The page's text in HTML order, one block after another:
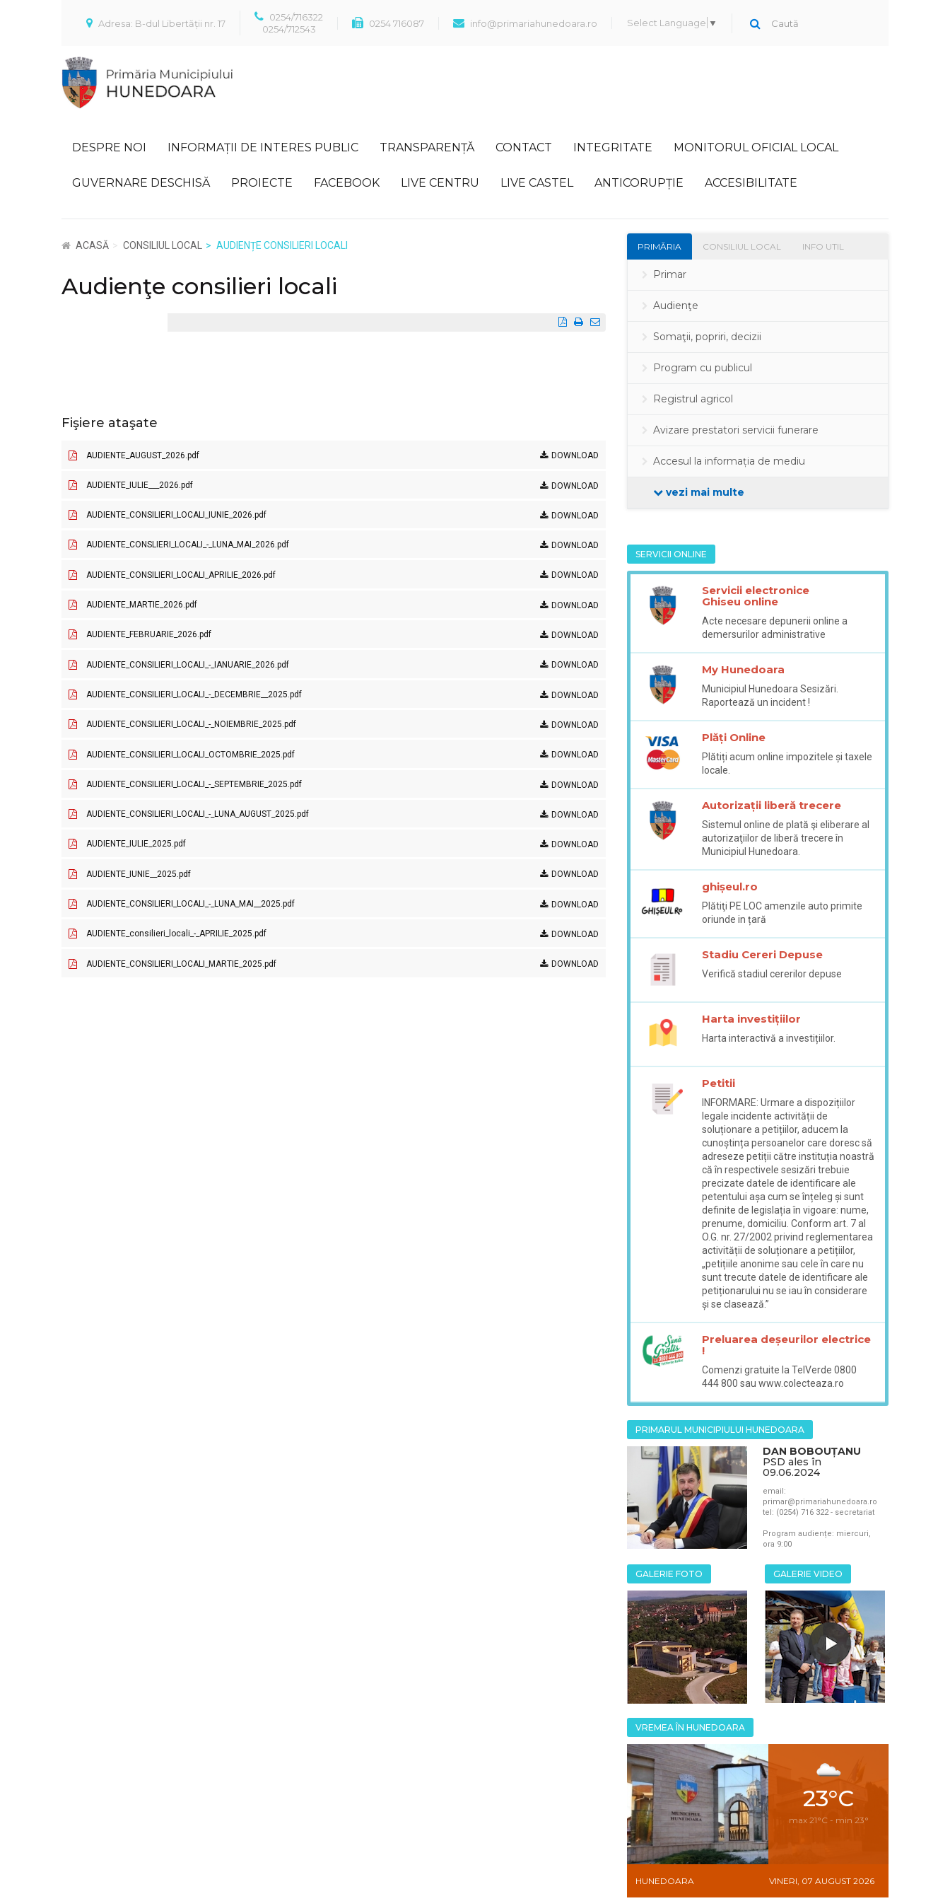
Adresa: B-dul Libertății nr. 17
0254/716322
0254/712543
0254 716087 info@primariahunedoara.ro Select Language ▼
DESPRE NOI INFORMAȚII DE INTERES PUBLIC TRANSPARENȚĂ CONTACT INTEGRITATE MONITORUL OFICIAL LOCAL
GUVERNARE DESCHISĂ PROIECTE FACEBOOK LIVE CENTRU LIVE CASTEL ANTICORUPȚIE ACCESIBILITATE
ACASĂ CONSILIUL LOCAL AUDIENȚE CONSILIERI LOCALI
Audienţe consilieri locali
Fişiere ataşate
AUDIENTE_AUGUST_2026.pdf DOWNLOAD
AUDIENTE_IULIE___2026.pdf DOWNLOAD
AUDIENTE_CONSILIERI_LOCALI_IUNIE_2026.pdf DOWNLOAD
AUDIENTE_CONSLIERI_LOCALI_-_LUNA_MAI_2026.pdf DOWNLOAD
AUDIENTE_CONSILIERI_LOCALI_APRILIE_2026.pdf DOWNLOAD
AUDIENTE_MARTIE_2026.pdf DOWNLOAD
AUDIENTE_FEBRUARIE_2026.pdf DOWNLOAD
AUDIENTE_CONSILIERI_LOCALI_-_IANUARIE_2026.pdf DOWNLOAD
AUDIENTE_CONSILIERI_LOCALI_-_DECEMBRIE__2025.pdf DOWNLOAD
AUDIENTE_CONSILIERI_LOCALI_-_NOIEMBRIE_2025.pdf DOWNLOAD
AUDIENTE_CONSILIERI_LOCALI_OCTOMBRIE_2025.pdf DOWNLOAD
AUDIENTE_CONSILIERI_LOCALI_-_SEPTEMBRIE_2025.pdf DOWNLOAD
AUDIENTE_CONSILIERI_LOCALI_-_LUNA_AUGUST_2025.pdf DOWNLOAD
AUDIENTE_IULIE_2025.pdf DOWNLOAD
AUDIENTE_IUNIE__2025.pdf DOWNLOAD
AUDIENTE_CONSILIERI_LOCALI_-_LUNA_MAI__2025.pdf DOWNLOAD
AUDIENTE_consilieri_locali_-_APRILIE_2025.pdf DOWNLOAD
AUDIENTE_CONSILIERI_LOCALI_MARTIE_2025.pdf DOWNLOAD
PRIMĂRIA CONSILIUL LOCAL INFO UTIL
Primar
Audienţe
Somaţii, popriri, decizii
Program cu publicul
Registrul agricol
Avizare prestatori servicii funerare
Accesul la informația de mediu
vezi mai multe
SERVICII ONLINE
Servicii electronice
Ghiseu online
Acte necesare depunerii online a
demersurilor administrative
My Hunedoara
Municipiul Hunedoara Sesizări.
Raportează un incident !
Plăți Online
Plătiți acum online impozitele și taxele
locale.
Autorizații liberă trecere
Sistemul online de plată şi eliberare al
autorizaţiilor de liberă trecere în
Municipiul Hunedoara.
ghișeul.ro
Plătiţi PE LOC amenzile auto primite
oriunde in țară
Stadiu Cereri Depuse
Verifică stadiul cererilor depuse
Harta investițiilor
Harta interactivă a investițiilor.
Petitii
INFORMARE: Urmare a dispozițiilor
legale incidente activității de
soluționare a petițiilor, aducem la
cunoștința persoanelor care doresc să
adreseze petiții către instituția noastră
că în respectivele sesizări trebuie
precizate datele de identificare ale
petentului așa cum se înțeleg și sunt
definite de legislația în vigoare: nume,
prenume, domiciliu. Conform art. 7 al
O.G. nr. 27/2002 privind reglementarea
activității de soluționare a petițiilor,
„petițiile anonime sau cele în care nu
sunt trecute datele de identificare ale
petiționarului nu se iau în considerare
și se clasează.”
Preluarea deșeurilor electrice
!
Comenzi gratuite la TelVerde 0800
444 800 sau www.colecteaza.ro
PRIMARUL MUNICIPIULUI HUNEDOARA
DAN BOBOUȚANU
PSD ales în
09.06.2024
email:
primar@primariahunedoara.ro
tel: (0254) 716 322 - secretariat
Program audiențe: miercuri,
ora 9:00
GALERIE FOTO GALERIE VIDEO
VREMEA ÎN HUNEDOARA
23°C
max 21°C - min 23°
HUNEDOARA VINERI, 07 AUGUST 2026